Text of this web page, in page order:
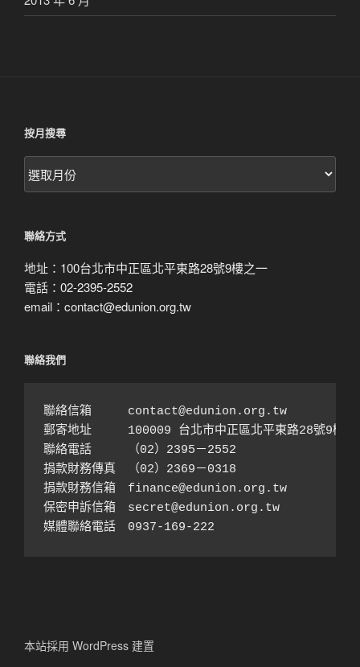
按月搜尋
按
月
聯絡方式
地址：100台北市中正區北平東路28號9樓之一
電話：02-2395-2552
email：contact@edunion.org.tw
聯絡我們
聯絡信箱　　　contact@edunion.org.tw
郵寄地址　　　100009 台北市中正區北平東路28號9樓之
聯絡電話　　　（02）2395－2552
捐款財務傳真　（02）2369－0318
捐款財務信箱　finance@edunion.org.tw
保密申訴信箱　secret@edunion.org.tw
媒體聯絡電話　0937-169-222
本站採用 WordPress 建置